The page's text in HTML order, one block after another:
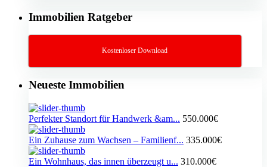
Immobilien Ratgeber
Kostenloser Download
Neueste Immobilien
Perfekter Standort für Handwerk &am... 550.000€
Ein Zuhause zum Wachsen – Familienf... 335.000€
Ein Wohnhaus, das innen überzeugt u... 310.000€